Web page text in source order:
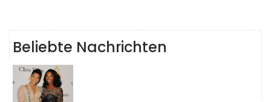
Beliebte Nachrichten